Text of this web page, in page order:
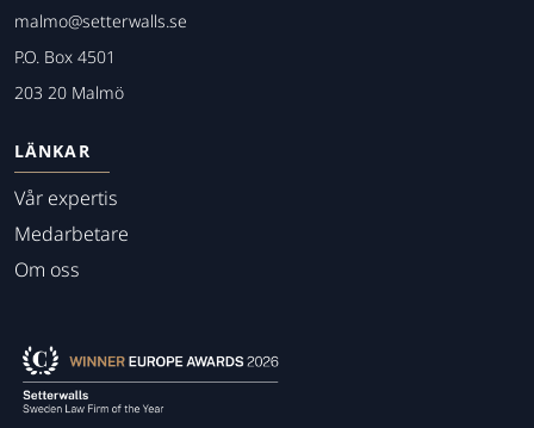
malmo@setterwalls.se
P.O. Box 4501
203 20 Malmö
LÄNKAR
Vår expertis
Medarbetare
Om oss